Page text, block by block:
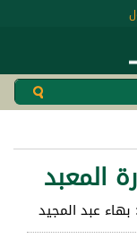
المعبد
بهاء عبد المجيد